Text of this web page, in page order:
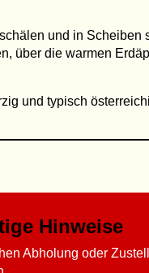
und in Scheiben
über die warmen
und typisch
Hinweise
Abholung oder